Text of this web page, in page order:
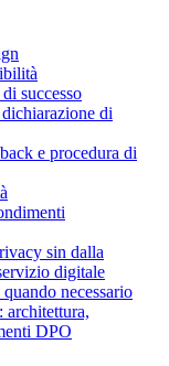
successo
di
e procedura di
sin dalla
digitale
necessario
architettura,
DPO